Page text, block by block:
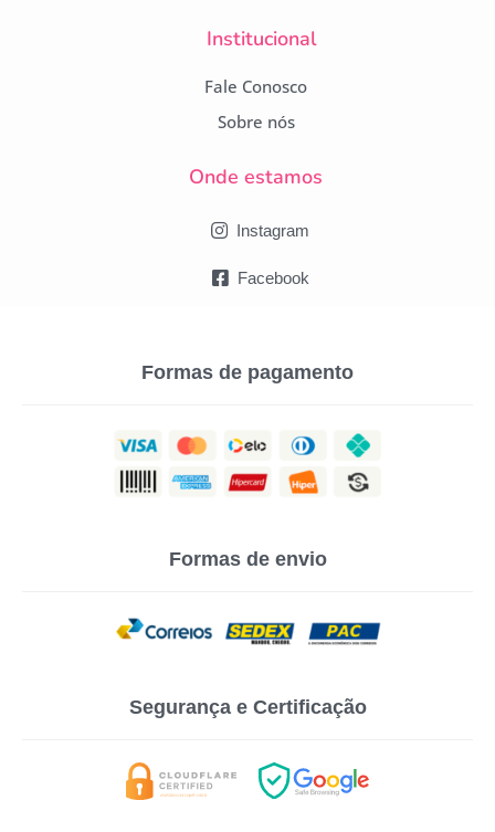
Institucional
Fale Conosco
Sobre nós
Onde estamos
Instagram
Facebook
Formas de pagamento
Formas de envio
Segurança e Certificação